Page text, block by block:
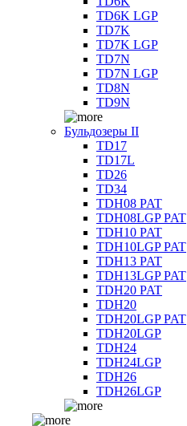
TD6K LGP
TD7K
TD7K LGP
TD7N
TD7N LGP
TD8N
TD9N
Бульдозеры II
TD17
TD17L
TD26
TD34
TDH08 PAT
TDH08LGP PAT
TDH10 PAT
TDH10LGP PAT
TDH13 PAT
TDH13LGP PAT
TDH20 PAT
TDH20
TDH20LGP PAT
TDH20LGP
TDH24
TDH24LGP
TDH26
TDH26LGP